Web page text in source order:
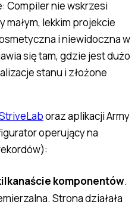
Compiler nie wskrzesi
lekkim projekcie
i niewidoczna w
się tam, gdzie jest dużo
stanu i złożone
oraz aplikacji Army
operujący na
komponentów.
Strona działała